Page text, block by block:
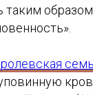
таким образом